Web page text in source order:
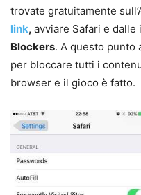
trovate gratuitamente
link, avviare Safari e
Blockers. A questo punto
per bloccare tutti i
browser e il gioco è fatto.